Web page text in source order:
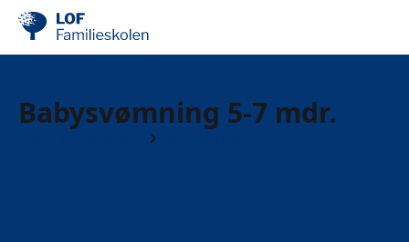
Babysvømning 5-7 mdr.